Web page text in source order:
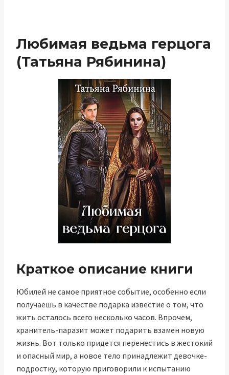
Любимая ведьма герцога
(Татьяна Рябинина)
Краткое описание книги
Юбилей не самое приятное событие, особенно если
получаешь в качестве подарка известие о том, что
жить осталось всего несколько часов. Впрочем,
хранитель-паразит может подарить взамен новую
жизнь. Вот только придется перенестись в жестокий
и опасный мир, а новое тело принадлежит девочке-
подростку, которую приговорили к испытанию